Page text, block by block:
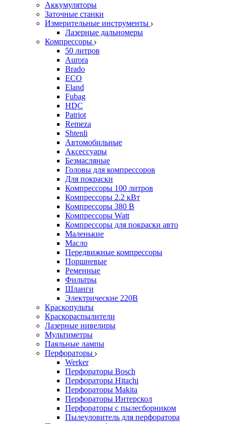
Аккумуляторы
Заточные станки
Измерительные инструменты
Лазерные дальномеры
Компрессоры
50 литров
Aurora
Brado
ECO
Eland
Fubag
HDC
Patriot
Remeza
Shtenli
Автомобильные
Аксессуары
Безмасляные
Головы для компрессоров
Для покраски
Компрессоры 100 литров
Компрессоры 2.2 кВт
Компрессоры 380 В
Компрессоры Watt
Компрессоры для покраски авто
Маленькие
Масло
Передвижные компрессоры
Поршневые
Ременные
Фильтры
Шланги
Электрические 220В
Краскопульты
Краскораспылители
Лазерные нивелиры
Мультиметры
Паяльные лампы
Перфораторы
Werker
Перфораторы Bosch
Перфораторы Hitachi
Перфораторы Makita
Перфораторы Интерскол
Перфораторы с пылесборником
Пылеуловитель для перфоратора